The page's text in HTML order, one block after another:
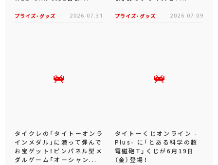
プライズ・グッズ 2026.07.31 プライズ・グッズ 2026.07.09
タイクレの「タイトーオンラ
インメダル」に潜って弾んで
お宝ゲット！ピンパネル型メ
ダルゲーム「オーシャン...
タイトーくじオンライン -
Plus- に「とある科学の超
電磁砲T」くじが6月19日
（金）登場！